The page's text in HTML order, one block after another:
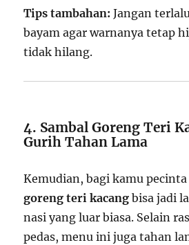
Tips tambahan: Jangan
bayam agar warnanya tetap
tidak hilang.
4. Sambal Goreng Teri
Gurih Tahan Lama
Kemudian, bagi kamu
goreng teri kacang bisa jadi
nasi yang luar biasa. Selain
pedas, menu ini juga tahan